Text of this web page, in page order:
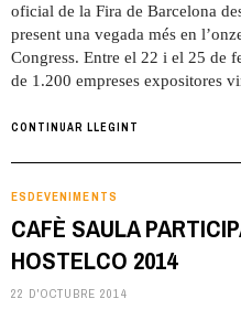
oficial de la Fira de Barcelona
present una vegada més en
Congress. Entre el 22 i el 25 de
de 1.200 empreses expositores
CONTINUAR LLEGINT
ESDEVENIMENTS
CAFÈ SAULA
HOSTELCO 2014
22 D'OCTUBRE 2014